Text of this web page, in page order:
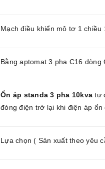
Mạch điều khiển mô tơ 1 chiều
Bằng aptomat 3 pha C16 dòng
Ổn áp standa 3 pha 10kvatự
đóng điện trở lại khi điện áp ổn
Lựa chọn ( Sản xuất theo yêu